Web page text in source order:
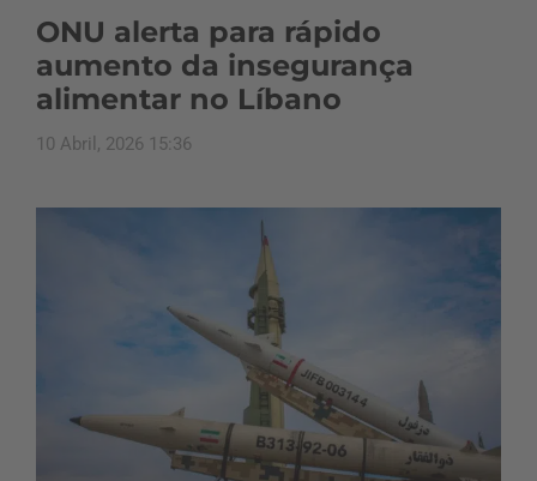
ONU alerta para rápido
aumento da insegurança
alimentar no Líbano
10 Abril, 2026 15:36